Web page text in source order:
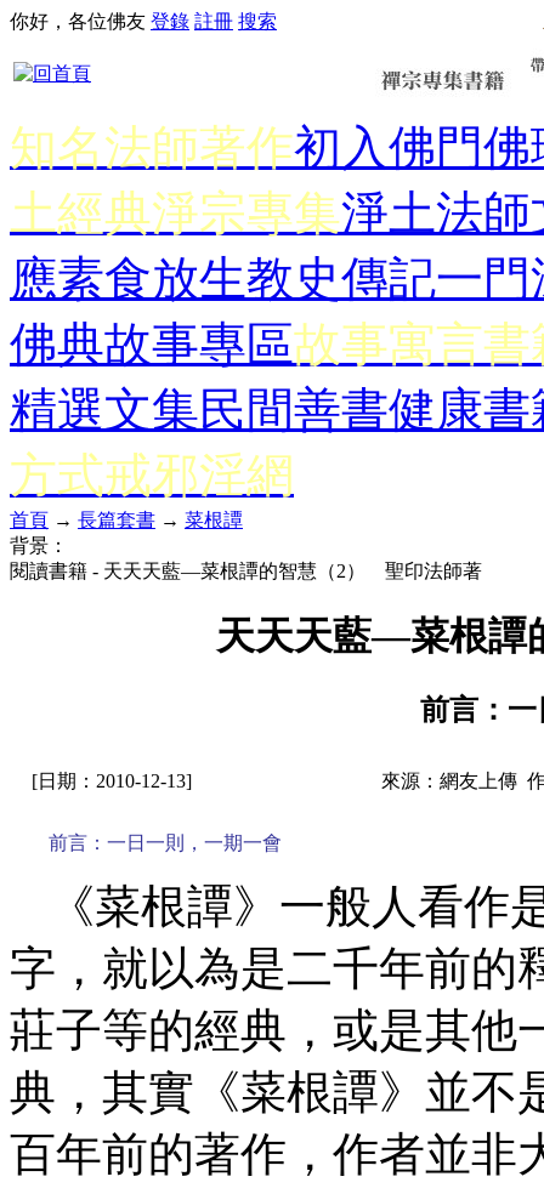
你好，各位佛友 登錄 註冊 搜索
知名法師著作初入佛門佛
土經典淨宗專集淨土法師
應素食放生教史傳記一門
佛典故事專區故事寓言書
精選文集民間善書健康書
方式戒邪淫網
首頁 → 長篇套書 → 菜根譚
背景：
閱讀書籍 - 天天天藍—菜根譚的智慧（2） 聖印法師著
天天天藍—菜根
前言：
[日期：2010-12-13] 來源：網友上傳
前言：一日一則，一期一會
《菜根譚》一般人看
字，就以為是二千年前的
莊子等的經典，或是其他
典，其實《菜根譚》並不
百年前的著作，作者並非